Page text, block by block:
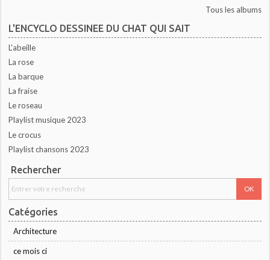
Tous les albums
L'ENCYCLO DESSINEE DU CHAT QUI SAIT
L'abeille
La rose
La barque
La fraise
Le roseau
Playlist musique 2023
Le crocus
Playlist chansons 2023
Rechercher
Catégories
Architecture
ce mois ci